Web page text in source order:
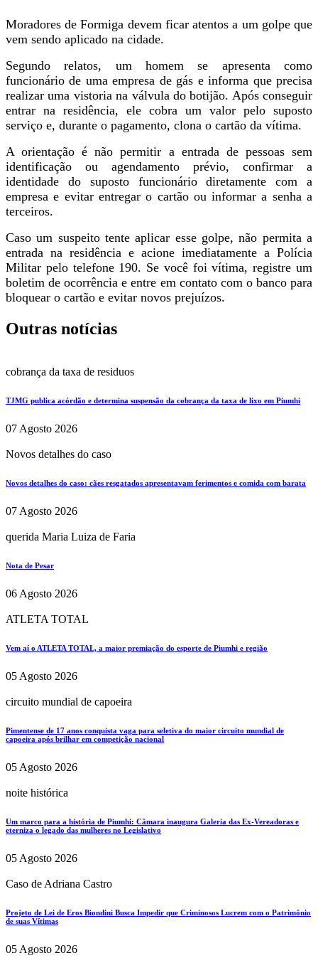
Moradores de Formiga devem ficar atentos a um golpe que
vem sendo aplicado na cidade.
Segundo relatos, um homem se apresenta como
funcionário de uma empresa de gás e informa que precisa
realizar uma vistoria na válvula do botijão. Após conseguir
entrar na residência, ele cobra um valor pelo suposto
serviço e, durante o pagamento, clona o cartão da vítima.
A orientação é não permitir a entrada de pessoas sem
identificação ou agendamento prévio, confirmar a
identidade do suposto funcionário diretamente com a
empresa e evitar entregar o cartão ou informar a senha a
terceiros.
Caso um suspeito tente aplicar esse golpe, não permita a
entrada na residência e acione imediatamente a Polícia
Militar pelo telefone 190. Se você foi vítima, registre um
boletim de ocorrência e entre em contato com o banco para
bloquear o cartão e evitar novos prejuízos.
Outras notícias
cobrança da taxa de residuos
TJMG publica acórdão e determina suspensão da cobrança da taxa de lixo em Piumhi
07 Agosto 2026
Novos detalhes do caso
Novos detalhes do caso: cães resgatados apresentavam ferimentos e comida com barata
07 Agosto 2026
querida Maria Luiza de Faria
Nota de Pesar
06 Agosto 2026
ATLETA TOTAL
Vem aí o ATLETA TOTAL, a maior premiação do esporte de Piumhi e região
05 Agosto 2026
circuito mundial de capoeira
Pimentense de 17 anos conquista vaga para seletiva do maior circuito mundial de
capoeira após brilhar em competição nacional
05 Agosto 2026
noite histórica
Um marco para a história de Piumhi: Câmara inaugura Galeria das Ex-Vereadoras e
eterniza o legado das mulheres no Legislativo
05 Agosto 2026
Caso de Adriana Castro
Projeto de Lei de Eros Biondini Busca Impedir que Criminosos Lucrem com o Patrimônio
de suas Vítimas
05 Agosto 2026